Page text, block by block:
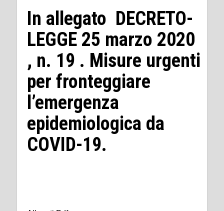
In allegato DECRETO-
LEGGE 25 marzo 2020
, n. 19 . Misure urgenti
per fronteggiare
l’emergenza
epidemiologica da
COVID-19.